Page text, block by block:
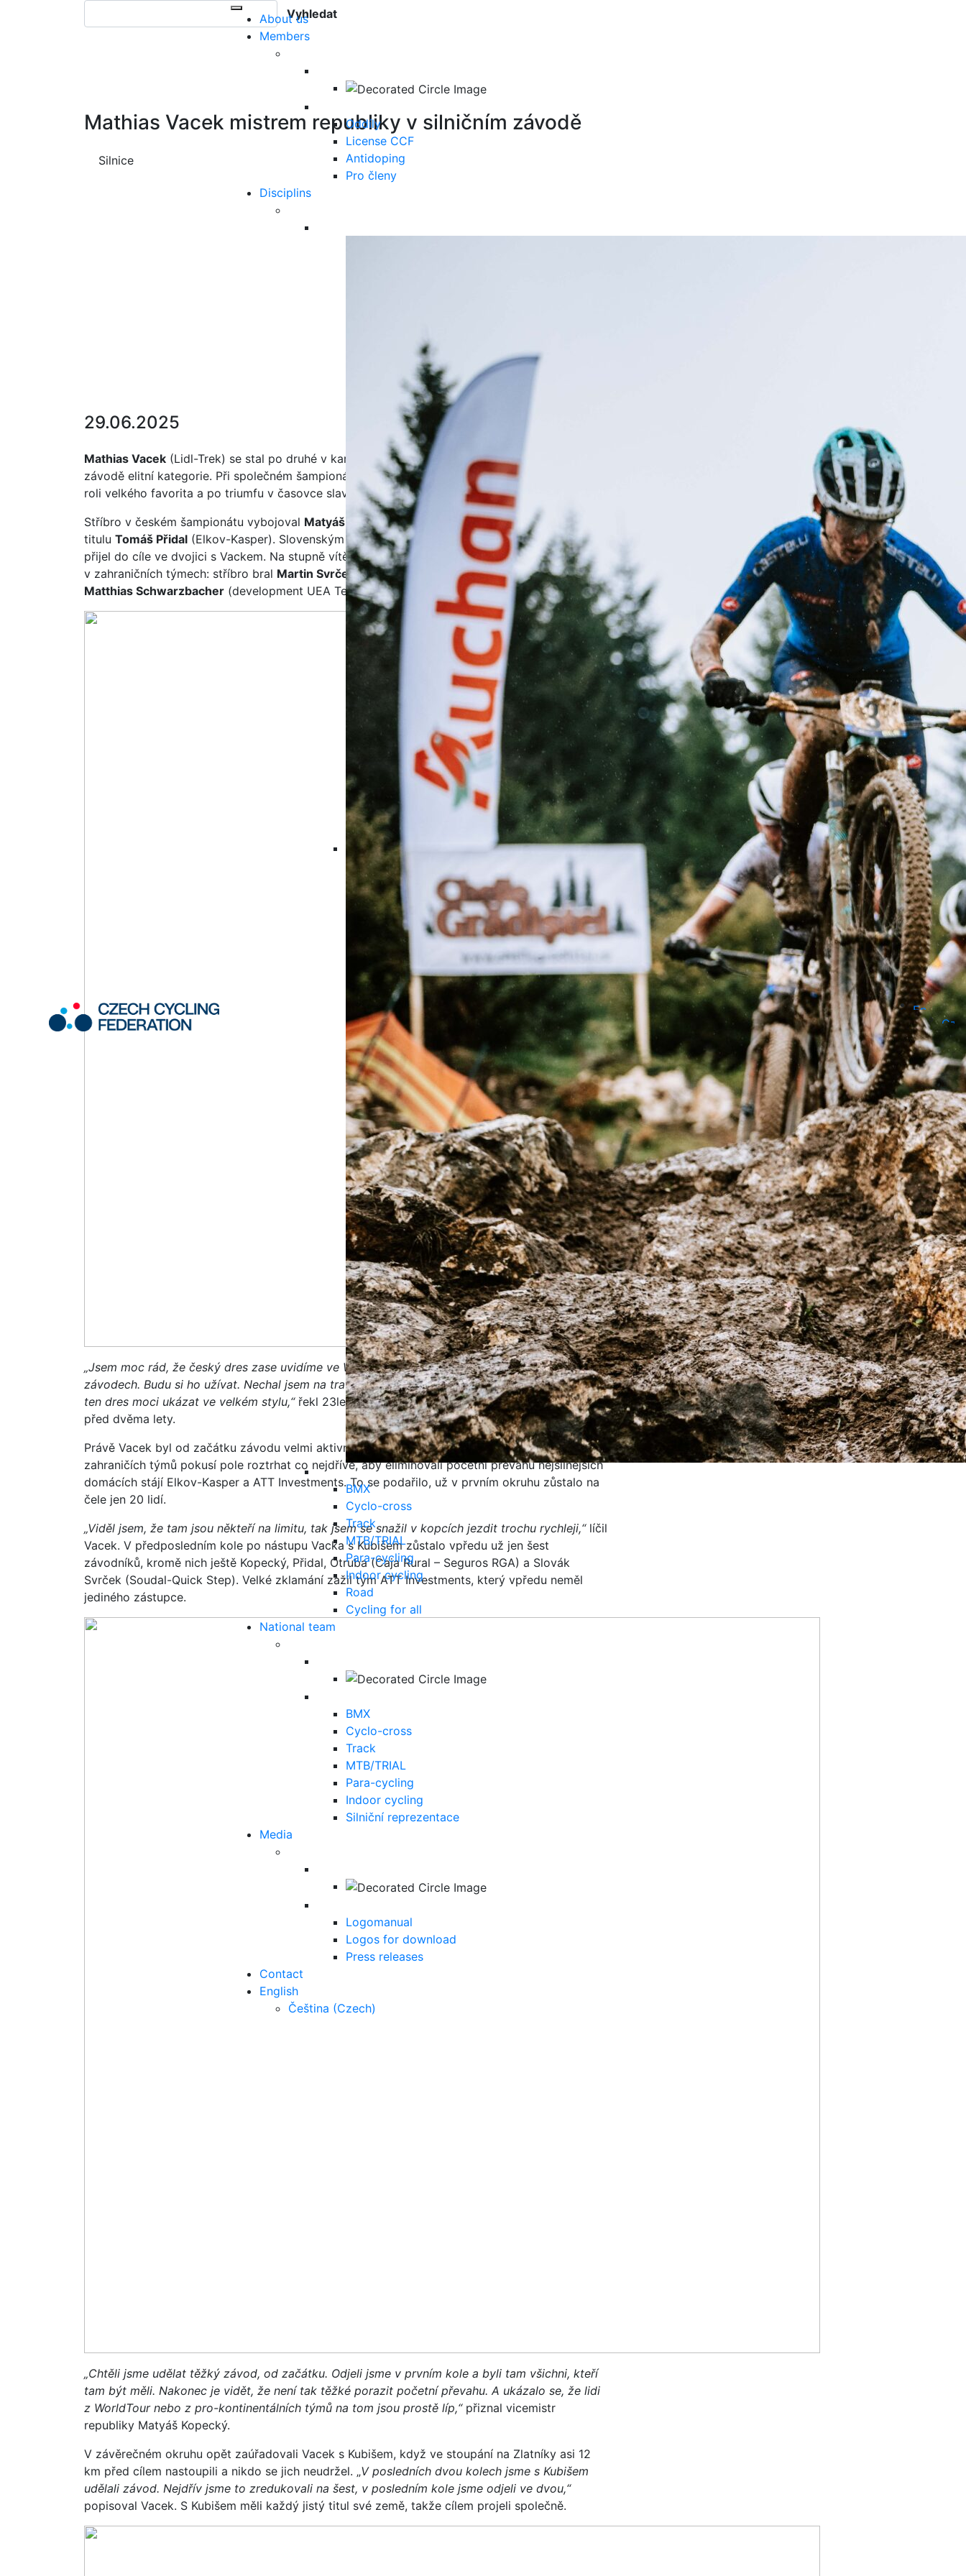
About us
Members
Oddíly
License CCF
Antidoping
Pro členy
Disciplins
BMX
Cyclo-cross
Track
MTB/TRIAL
Para-cycling
Indoor cycling
Road
Cycling for all
National team
BMX
Cyclo-cross
Track
MTB/TRIAL
Para-cycling
Indoor cycling
Silniční reprezentace
Media
Logomanual
Logos for download
Press releases
Contact
English
Čeština (Czech)
Vyhledat
Mathias Vacek mistrem republiky v silničním závodě
Silnice
29.06.2025
Mathias Vacek (Lidl-Trek) se stal po druhé v kariéře cyklistickým mistrem republiky v silničním
závodě elitní kategorie. Při společném šampionátu ČR a SR v Bánovcích nad Bebravou potvrdil
roli velkého favorita a po triumfu v časovce slavil double.
Stříbro v českém šampionátu vybojoval Matyáš Kopecký(Novo Nordisk), třetí byl obhájce
titulu Tomáš Přidal (Elkov-Kasper). Slovenským šampionem se stal Lukáš Kubiš(Unibet), který
přijel do cíle ve dvojici s Vackem. Na stupně vítězů ho doprovodili další dva borci, kteří působí
v zahraničních týmech: stříbro bral Martin Svrček(Soudal-Quick Step), bronz vítěz časovky
Matthias Schwarzbacher (development UEA Team Emirates).
„Jsem moc rád, že český dres zase uvidíme ve WorldTour na těch největších světových
závodech. Budu si ho užívat. Nechal jsem na trati spoustu sil, ale stálo to za to. Věřím, že budu
ten dres moci ukázat ve velkém stylu,“řekl 23letý Vacek, který svůj první domácí titul vybojoval
před dvěma lety.
Právě Vacek byl od začátku závodu velmi aktivní a potvrdil se scénář, že se profesionálové ze
zahraničích týmů pokusí pole roztrhat co nejdříve, aby eliminovali početní převahu nejsilnějších
domácích stájí Elkov-Kasper a ATT Investments. To se podařilo, už v prvním okruhu zůstalo na
čele jen 20 lidí.
„Viděl jsem, že tam jsou někteří na limitu, tak jsem se snažil v kopcích jezdit trochu rychleji,“líčil
Vacek. V předposledním kole po nástupu Vacka s Kubišem zůstalo vpředu už jen šest
závodníků, kromě nich ještě Kopecký, Přidal, Otruba (Caja Rural – Seguros RGA) a Slovák
Svrček (Soudal-Quick Step). Velké zklamání zažil tým ATT Investments, který vpředu neměl
jediného zástupce.
„Chtěli jsme udělat těžký závod, od začátku. Odjeli jsme v prvním kole a byli tam všichni, kteří
tam být měli. Nakonec je vidět, že není tak těžké porazit početní převahu. A ukázalo se, že lidi
z WorldTour nebo z pro-kontinentálních týmů na tom jsou prostě líp,“přiznal vicemistr
republiky Matyáš Kopecký.
V závěrečném okruhu opět zaúřadovali Vacek s Kubišem, když ve stoupání na Zlatníky asi 12
km před cílem nastoupili a nikdo se jich neudržel. „V posledních dvou kolech jsme s Kubišem
udělali závod. Nejdřív jsme to zredukovali na šest, v posledním kole jsme odjeli ve dvou,“
popisoval Vacek. S Kubišem měli každý jistý titul své země, takže cílem projeli společně.
Čeští junioři si podmanili
Regionem Orlicka: Tesařík
vítězem, Zaňka druhý
Silnice
Bukovská bere evropský bronz v cross
country
01.08.2026
Špicarová druhá v etapě na Ncupu
v Nizozemsku, Češky ovládly soutěž týmů
26.07.2026
Juniorky zářily ve Francii
15.07.2026
Drábková a Vojtěch slaví tituly mezi kadety
13.07.2026
Recommended